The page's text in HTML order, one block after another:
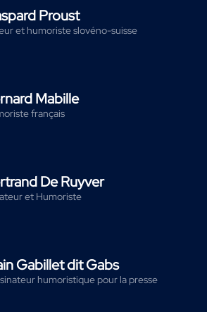
Proust
et humoriste slovéno-suisse
Mabille
français
De Ruyver
et Humoriste
Gabillet dit Gabs
humoristique pour la presse